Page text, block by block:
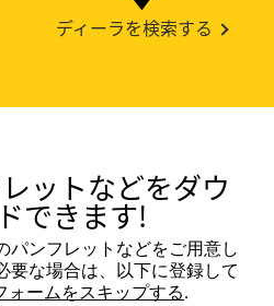
ディーラを検索する
ットなどをダウ
できます!
パンフレットなどをご用意し
要な場合は、以下に登録して
ォームをスキップする.